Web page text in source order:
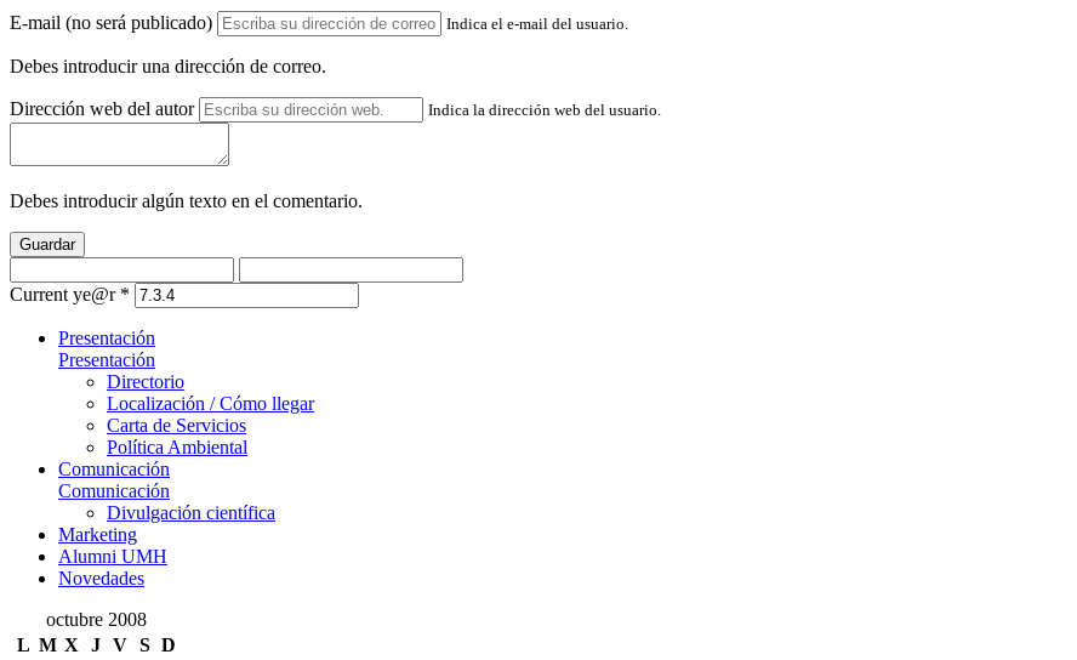
E-mail (no será publicado) Indica el e-mail del usuario.
Debes introducir una dirección de correo.
Dirección web del autor Indica la dirección web del usuario.
Debes introducir algún texto en el comentario.
Guardar
Current ye@r *
Presentación
Presentación
Directorio
Localización / Cómo llegar
Carta de Servicios
Política Ambiental
Comunicación
Comunicación
Divulgación científica
Marketing
Alumni UMH
Novedades
octubre 2008
L M X J V S D